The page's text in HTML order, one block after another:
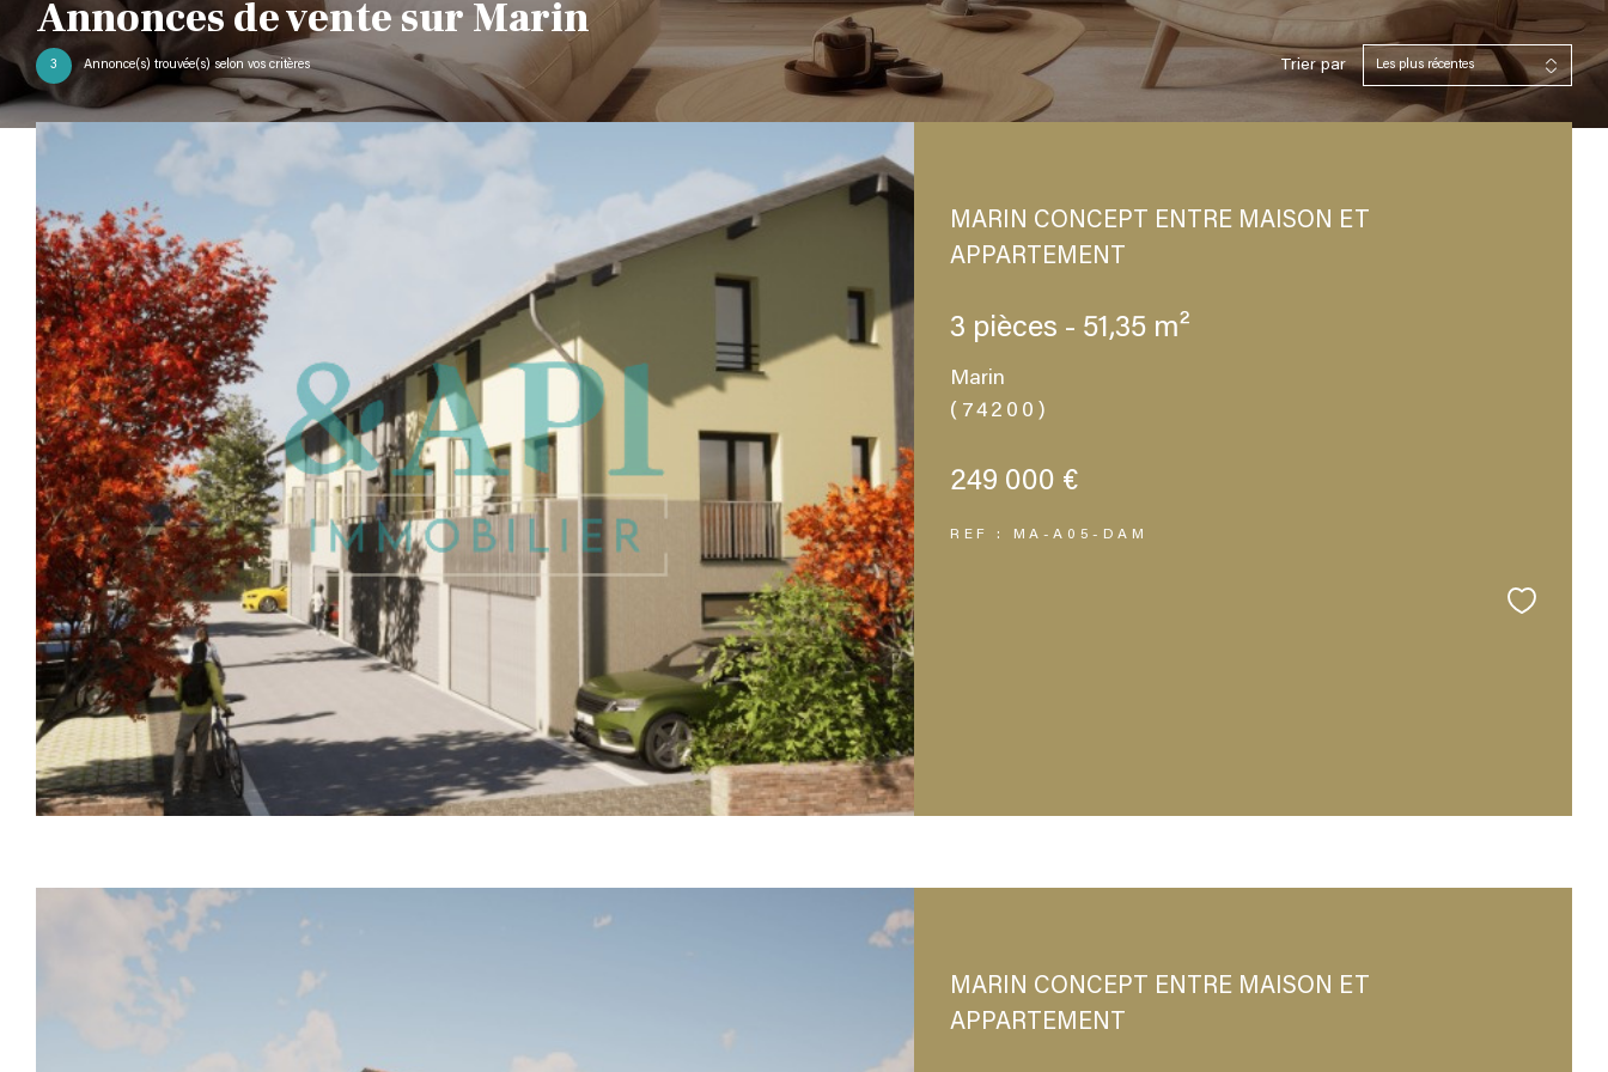
Annonces de vente sur Marin
3 Annonce(s) trouvée(s) selon vos critères Trier par Les plus récentes
MARIN CONCEPT ENTRE MAISON ET
APPARTEMENT
3 pièces - 51,35 m²
Marin
(74200)
249 000 €
REF : MA-A05-DAM
MARIN CONCEPT ENTRE MAISON ET
APPARTEMENT